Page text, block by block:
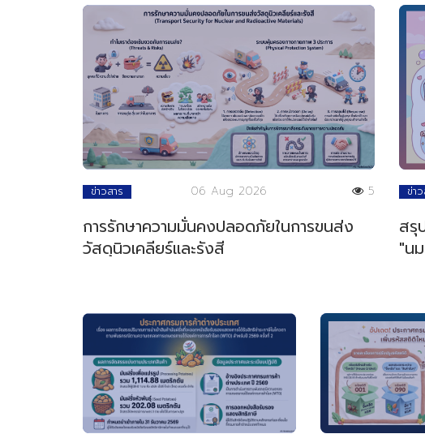
ข่าวสาร 06 Aug 2026 5
การรักษาความมั่นคงปลอดภัยในการขนส่ง
วัสดุนิวเคลียร์และรังสี
ข่า
สรุ
"น